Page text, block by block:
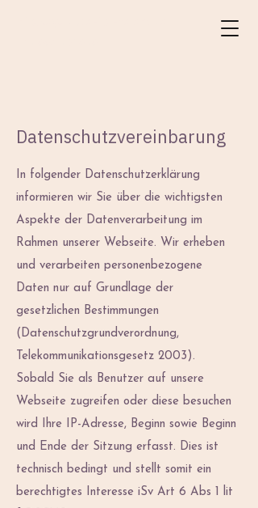
Datenschutzvereinbarung
In folgender Datenschutzerklärung
informieren wir Sie über die wichtigsten
Aspekte der Datenverarbeitung im
Rahmen unserer Webseite. Wir erheben
und verarbeiten personenbezogene
Daten nur auf Grundlage der
gesetzlichen Bestimmungen
(Datenschutzgrundverordnung,
Telekommunikationsgesetz 2003).
Sobald Sie als Benutzer auf unsere
Webseite zugreifen oder diese besuchen
wird Ihre IP-Adresse, Beginn sowie Beginn
und Ende der Sitzung erfasst. Dies ist
technisch bedingt und stellt somit ein
berechtigtes Interesse iSv Art 6 Abs 1 lit